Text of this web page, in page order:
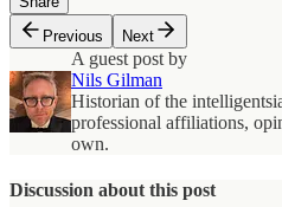
Previous
Next
A guest post by
Nils Gilman
Historian of the
professional affiliations,
own.
Discussion about this post